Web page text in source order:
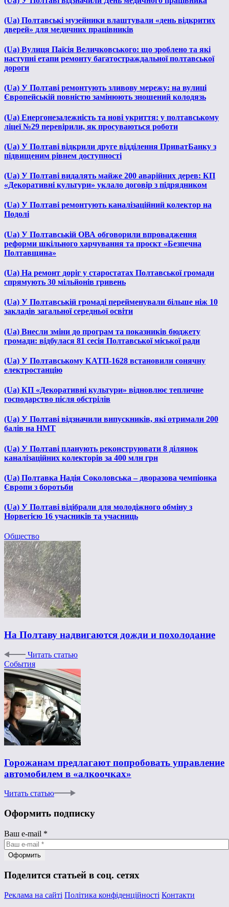
(Ua) Полтавські музейники влаштували «день відкритих
дверей» для медичних працівників
(Ua) Вулиця Паїсія Величковського: що зроблено та які
наступні етапи ремонту багатостраждальної полтавської
дороги
(Ua) У Полтаві ремонтують зливову мережу: на вулиці
Європейській повністю замінюють зношений колодязь
(Ua) Енергонезалежність та нові укриття: у полтавському
ліцеї №29 перевірили, як просуваються роботи
(Ua) У Полтаві відкрили друге відділення ПриватБанку з
підвищеним рівнем доступності
(Ua) У Полтаві видалять майже 200 аварійних дерев: КП
«Декоративні культури» уклало договір з підрядником
(Ua) У Полтаві ремонтують каналізаційний колектор на
Подолі
(Ua) У Полтавській ОВА обговорили впровадження
реформи шкільного харчування та проєкт «Безпечна
Полтавщина»
(Ua) На ремонт доріг у старостатах Полтавської громади
спрямують 30 мільйонів гривень
(Ua) У Полтавській громаді перейменували більше ніж 10
закладів загальної середньої освіти
(Ua) Внесли зміни до програм та показників бюджету
громади: відбулася 81 сесія Полтавської міської ради
(Ua) У Полтавському КАТП-1628 встановили сонячну
електростанцію
(Ua) КП «Декоративні культури» відновлює тепличне
господарство після обстрілів
(Ua) У Полтаві відзначили випускників, які отримали 200
балів на НМТ
(Ua) У Полтаві планують реконструювати 8 ділянок
каналізаційних колекторів за 400 млн грн
(Ua) Полтавка Надія Соколовська – дворазова чемпіонка
Європи з боротьби
(Ua) У Полтаві відібрали для молодіжного обміну з
Норвегією 16 учасників та учасниць
Общество
На Полтаву надвигаются дожди и похолодание
Читать статью
События
Горожанам предлагают попробовать управление
автомобилем в «алкоочках»
Читать статью
Оформить подписку
Ваш e-mail *
Поделится статьей в соц. сетях
Реклама на сайті Політика конфіденційності Контакти